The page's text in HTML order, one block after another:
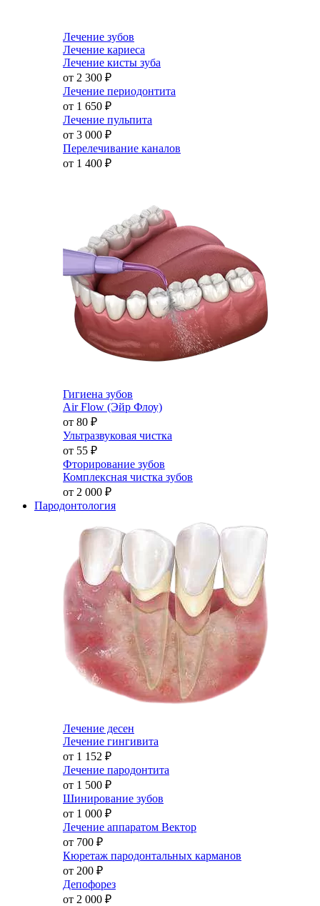
Лечение зубов
Лечение кариеса
Лечение кисты зуба
от 2 300 ₽
Лечение периодонтита
от 1 650 ₽
Лечение пульпита
от 3 000 ₽
Перелечивание каналов
от 1 400 ₽
Гигиена зубов
Air Flow (Эйр Флоу)
от 80 ₽
Ультразвуковая чистка
от 55 ₽
Фторирование зубов
Комплексная чистка зубов
от 2 000 ₽
Пародонтология
Лечение десен
Лечение гингивита
от 1 152 ₽
Лечение пародонтита
от 1 500 ₽
Шинирование зубов
от 1 000 ₽
Лечение аппаратом Вектор
от 700 ₽
Кюретаж пародонтальных карманов
от 200 ₽
Депофорез
от 2 000 ₽